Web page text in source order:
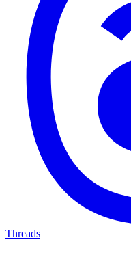
Threads